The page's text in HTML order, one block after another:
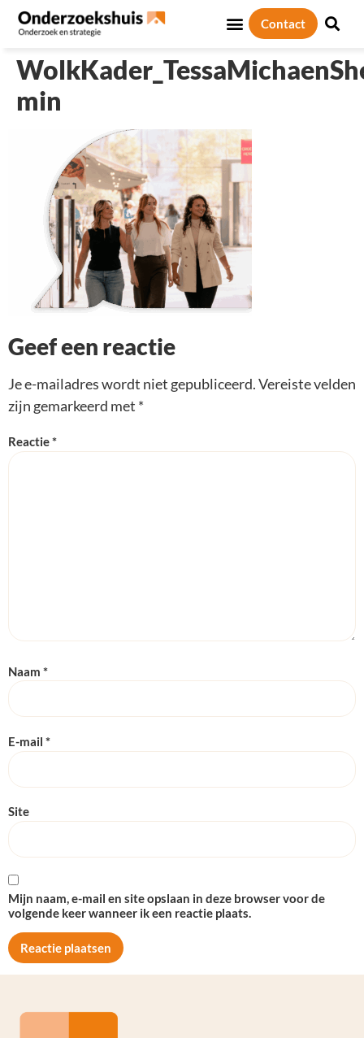
Contact
min
Geef een reactie
Je e-mailadres wordt niet gepubliceerd.Vereiste velden
zijn gemarkeerd met *
Reactie*
Naam *
E-mail *
Site
Mijn naam, e-mail en site opslaan in deze browser voor de
volgende keer wanneer ik een reactie plaats.